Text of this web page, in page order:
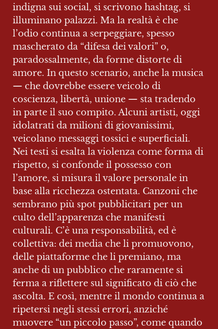
indigna sui social, si scrivono hashtag, si
illuminano palazzi. Ma la realtà è che
l’odio continua a serpeggiare, spesso
mascherato da “difesa dei valori” o,
paradossalmente, da forme distorte di
amore. In questo scenario, anche la musica
— che dovrebbe essere veicolo di
coscienza, libertà, unione — sta tradendo
in parte il suo compito. Alcuni artisti, oggi
idolatrati da milioni di giovanissimi,
veicolano messaggi tossici e superficiali.
Nei testi si esalta la violenza come forma di
rispetto, si confonde il possesso con
l’amore, si misura il valore personale in
base alla ricchezza ostentata. Canzoni che
sembrano più spot pubblicitari per un
culto dell’apparenza che manifesti
culturali. C’è una responsabilità, ed è
collettiva: dei media che li promuovono,
delle piattaforme che li premiano, ma
anche di un pubblico che raramente si
ferma a riflettere sul significato di ciò che
ascolta. E così, mentre il mondo continua a
ripetersi negli stessi errori, anziché
muovere “un piccolo passo”, come quando